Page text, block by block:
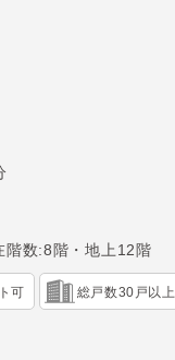
階数:8階・地上12階
可 総戸数30戸以上